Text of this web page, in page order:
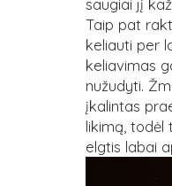
Taip pat
keliauti per
keliavimas
nužudyti.
įkalintas
likimą, todėl
elgtis labai